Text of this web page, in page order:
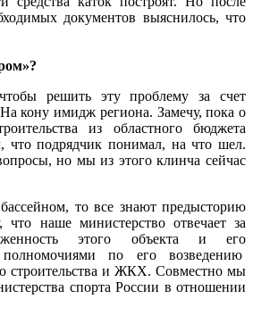
документов выяснилось, что
решить эту проблему за счет
кону имидж региона. Замечу, пока о
из областного бюджета
что подрядчик понимал, на что шел.
но мы из этого клинча сейчас
то все знают предысторию
что наше министерство отвечает за
этого объекта и его
по его возведению
строительства и ЖКХ. Совместно мы
спорта России в отношении